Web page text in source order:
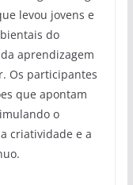
levou jovens e
do
aprendizagem
Os participantes
que apontam
o
criatividade e a